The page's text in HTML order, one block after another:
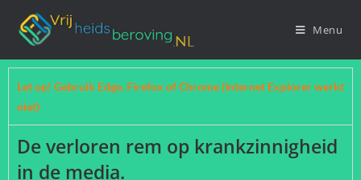
Menu
Let op! Gebruik Edge, Firefox of Chrome (Internet Explorer werkt
niet)
De verloren rem op krankzinnigheid
in de media.